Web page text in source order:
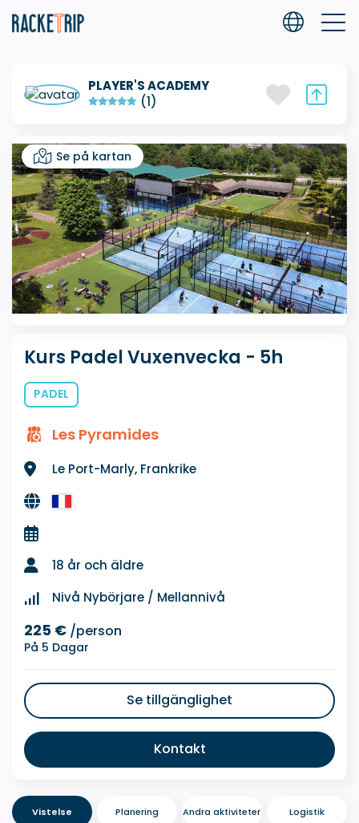
PLAYER'S ACADEMY
(1)
Se på kartan
Kurs Padel Vuxenvecka - 5h
PADEL
Les Pyramides
Le Port-Marly, Frankrike
18 år och äldre
Nivå Nybörjare / Mellannivå
225 € /person
På 5 Dagar
Se tillgänglighet
Kontakt
Vistelse Planering Andra aktiviteter Logistik